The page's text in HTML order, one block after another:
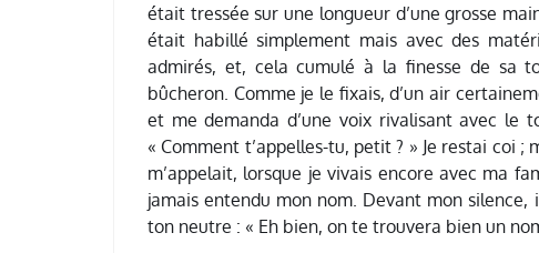
était tressée sur une longueur d’une grosse
était habillé simplement mais avec des
admirés, et, cela cumulé à la finesse de sa
bûcheron. Comme je le fixais, d’un air
et me demanda d’une voix rivalisant avec le
« Comment t’appelles-tu, petit ? » Je restai coi
m’appelait, lorsque je vivais encore avec ma
jamais entendu mon nom. Devant mon
ton neutre : « Eh bien, on te trouvera bien un